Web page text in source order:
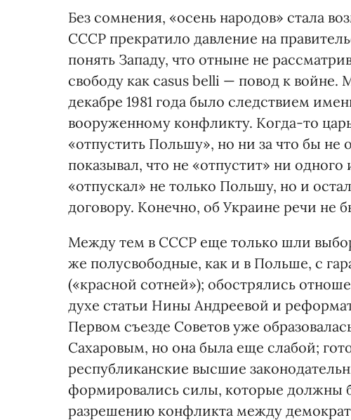
Без сомнения, «осень народов» стала
СССР прекратило давление на
понять Западу, что отныне не
свободу как casus belli — повод к
декабре 1981 года было следствием
вооруженному конфликту. Когда-то
«отпустить Польшу», но ни за что бы
показывал, что не «отпустит» ни одного
«отпускал» не только Польшу, но и
договору. Конечно, об Украине речи не
Между тем в СССР еще только шли
же полусвободные, как и в Польше, с
(«красной сотней»); обострялись
духе статьи Нины Андреевой и
Первом съезде Советов уже
Сахаровым, но она была еще слабой;
республиканские высшие
формировались силы, которые должны
разрешению конфликта между